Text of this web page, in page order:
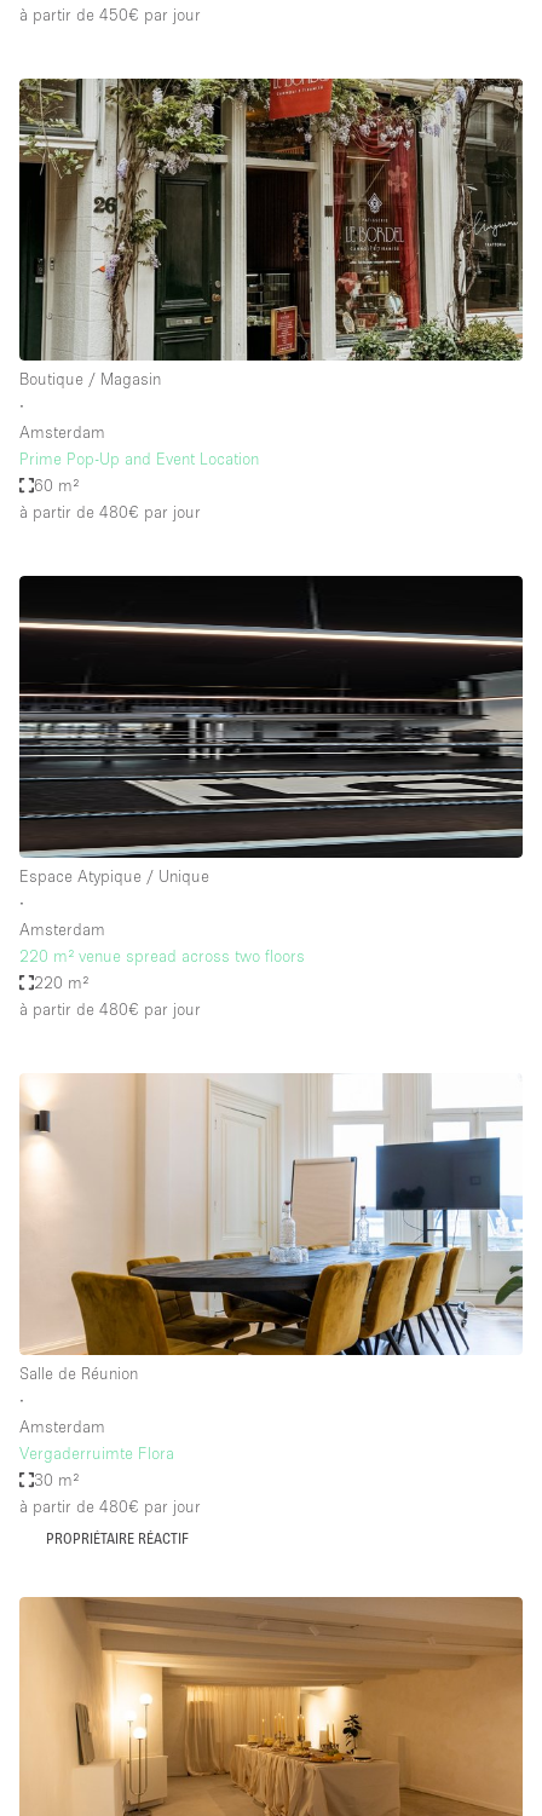
à partir de 450€ par jour
Boutique / Magasin
∙
Amsterdam
Prime Pop-Up and Event Location
60 m²
à partir de 480€ par jour
Espace Atypique / Unique
∙
Amsterdam
220 m² venue spread across two floors
220 m²
à partir de 480€ par jour
Salle de Réunion
∙
Amsterdam
Vergaderruimte Flora
30 m²
à partir de 480€ par jour
PROPRIÉTAIRE RÉACTIF